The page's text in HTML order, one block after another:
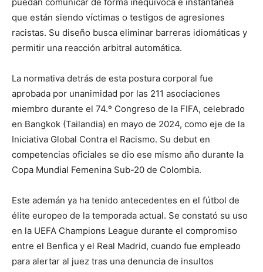
que están siendo víctimas o testigos de agresiones
racistas. Su diseño busca eliminar barreras idiomáticas y
permitir una reacción arbitral automática.
La normativa detrás de esta postura corporal fue
aprobada por unanimidad por las 211 asociaciones
miembro durante el 74.º Congreso de la FIFA, celebrado
en Bangkok (Tailandia) en mayo de 2024, como eje de la
Iniciativa Global Contra el Racismo. Su debut en
competencias oficiales se dio ese mismo año durante la
Copa Mundial Femenina Sub-20 de Colombia.
Este ademán ya ha tenido antecedentes en el fútbol de
élite europeo de la temporada actual. Se constató su uso
en la UEFA Champions League durante el compromiso
entre el Benfica y el Real Madrid, cuando fue empleado
para alertar al juez tras una denuncia de insultos